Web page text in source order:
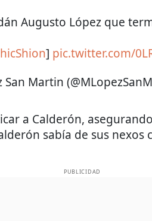
Augusto López que
] pic.twitter.com/
Martin
a Calderón,
sabía de sus nexos
PUBLICIDAD